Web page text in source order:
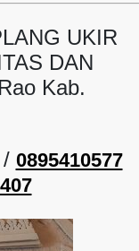
UKIR
DAN
Kab.
0895410577